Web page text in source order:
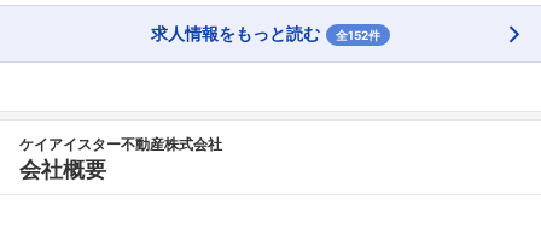
求人情報をもっと読む 全152件
ケイアイスター不動産株式会社
会社概要